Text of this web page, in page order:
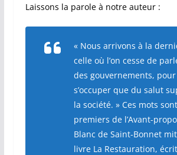
Laissons la parole à notre auteur :
« Nous arrivons à la
celle où l’on cesse de
des gouvernements,
s’occuper que du salut
la société. » Ces mots
premiers de l’Avant-
Blanc de Saint-Bonnet
livre La Restauration,